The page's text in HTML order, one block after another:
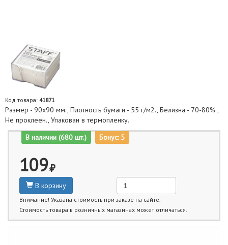
Код товара: 41871
Размер - 90х90 мм., Плотность бумаги - 55 г/м2., Белизна - 70-80%.,
Не проклеен., Упакован в термопленку.
В наличии (680 шт.)
Бонус: 5
109
В корзину
Внимание! Указана стоимость при заказе на сайте.
Стоимость товара в розничных магазинах может отличаться.